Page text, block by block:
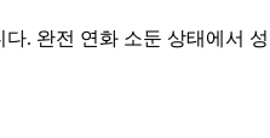
. 완전 연화 소둔 상태에서